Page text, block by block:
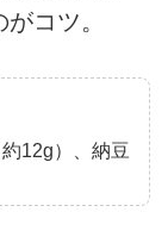
コツ。
12g）、納豆